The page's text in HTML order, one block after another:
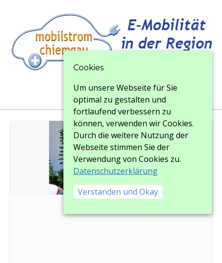
Menu
Cookies
Um unsere Webseite für Sie
optimal zu gestalten und
fortlaufend verbessern zu
können, verwenden wir Cookies.
Durch die weitere Nutzung der
Webseite stimmen Sie der
Verwendung von Cookies zu.
Datenschutzerklärung
Verstanden und Okay